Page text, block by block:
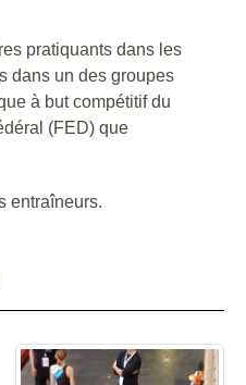
pratiquants dans les
dans un des groupes
à but compétitif du
(FED) que
entraîneurs.